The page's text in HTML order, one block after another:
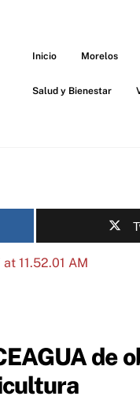
Inicio Morelos
Salud y Bienestar
de